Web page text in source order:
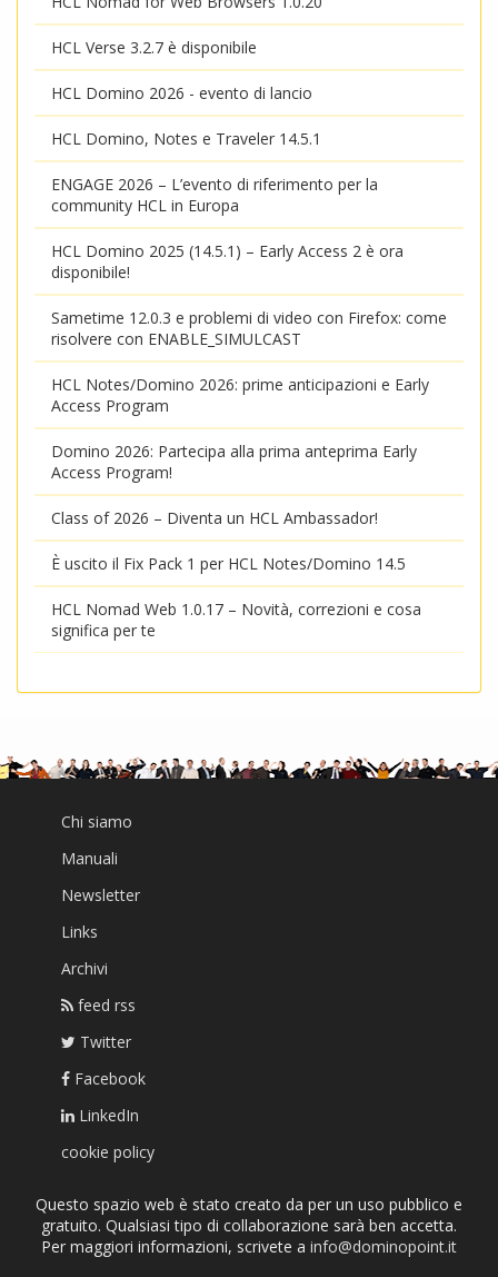
HCL Verse 3.2.7 è disponibile
HCL Domino 2026 - evento di lancio
HCL Domino, Notes e Traveler 14.5.1
ENGAGE 2026 – L’evento di riferimento per la
community HCL in Europa
HCL Domino 2025 (14.5.1) – Early Access 2 è ora
disponibile!
Sametime 12.0.3 e problemi di video con Firefox: come
risolvere con ENABLE_SIMULCAST
HCL Notes/Domino 2026: prime anticipazioni e Early
Access Program
Domino 2026: Partecipa alla prima anteprima Early
Access Program!
Class of 2026 – Diventa un HCL Ambassador!
È uscito il Fix Pack 1 per HCL Notes/Domino 14.5
HCL Nomad Web 1.0.17 – Novità, correzioni e cosa
significa per te
Chi siamo
Manuali
Newsletter
Links
Archivi
feed rss
Twitter
Facebook
LinkedIn
cookie policy
Questo spazio web è stato creato da per un uso pubblico e
gratuito. Qualsiasi tipo di collaborazione sarà ben accetta.
Per maggiori informazioni, scrivete a info@dominopoint.it